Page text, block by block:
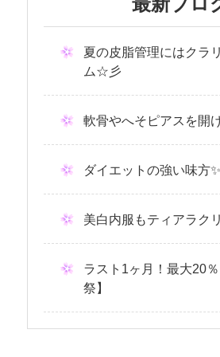
夏の皮脂管理にはクラ
ム☆彡
軟骨やへそピアスを開
ダイエットの強い味方✨
美白内服もティアラク
ラスト1ヶ月！最大20
祭】